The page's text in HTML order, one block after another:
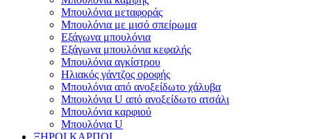
Μπουλόνια μεταφοράς
Μπουλόνια με μισό σπείρωμα
Εξάγωνα μπουλόνια
Εξάγωνα μπουλόνια κεφαλής
Μπουλόνια αγκίστρου
Ηλιακός γάντζος οροφής
Μπουλόνια από ανοξείδωτο χάλυβα
Μπουλόνια U από ανοξείδωτο ατσάλι
Μπουλόνια καρφιού
Μπουλόνια U
ΞΗΡΟΙ ΚΑΡΠΟΙ